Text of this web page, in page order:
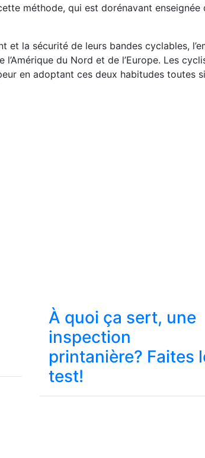
méthode, qui est dorénavant
et la sécurité de leurs bandes cyclables,
du Nord et de l’Europe. Les
en adoptant ces deux habitudes toutes
À quoi ça sert, une
inspection
printanière? Faites
test!